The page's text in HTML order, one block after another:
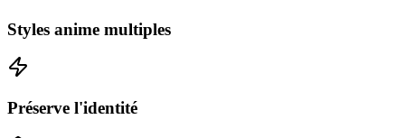
Styles anime multiples
Préserve l'identité